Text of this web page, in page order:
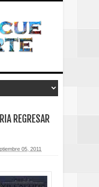
REGRESAR
05, 2011